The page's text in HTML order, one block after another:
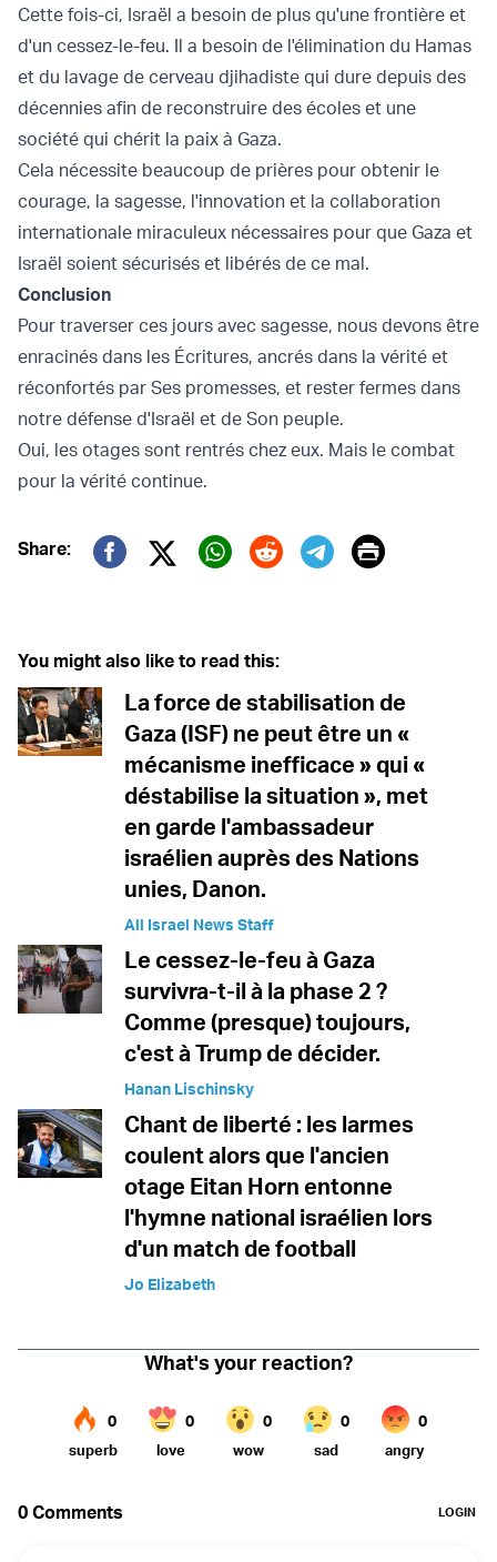
Cette fois-ci, Israël a besoin de plus qu'une frontière et
d'un cessez-le-feu. Il a besoin de l'élimination du Hamas
et du lavage de cerveau djihadiste qui dure depuis des
décennies afin de reconstruire des écoles et une
société qui chérit la paix à Gaza.
Cela nécessite beaucoup de prières pour obtenir le
courage, la sagesse, l'innovation et la collaboration
internationale miraculeux nécessaires pour que Gaza et
Israël soient sécurisés et libérés de ce mal.
Conclusion
Pour traverser ces jours avec sagesse, nous devons être
enracinés dans les Écritures, ancrés dans la vérité et
réconfortés par Ses promesses, et rester fermes dans
notre défense d'Israël et de Son peuple.
Oui, les otages sont rentrés chez eux. Mais le combat
pour la vérité continue.
Share:
Twitter (X)
Print
You might also like to read this:
La force de stabilisation de
Gaza (ISF) ne peut être un «
mécanisme inefficace » qui «
déstabilise la situation », met
en garde l'ambassadeur
israélien auprès des Nations
unies, Danon.
All Israel News Staff
Le cessez-le-feu à Gaza
survivra-t-il à la phase 2 ?
Comme (presque) toujours,
c'est à Trump de décider.
Hanan Lischinsky
Chant de liberté : les larmes
coulent alors que l'ancien
otage Eitan Horn entonne
l'hymne national israélien lors
d'un match de football
Jo Elizabeth